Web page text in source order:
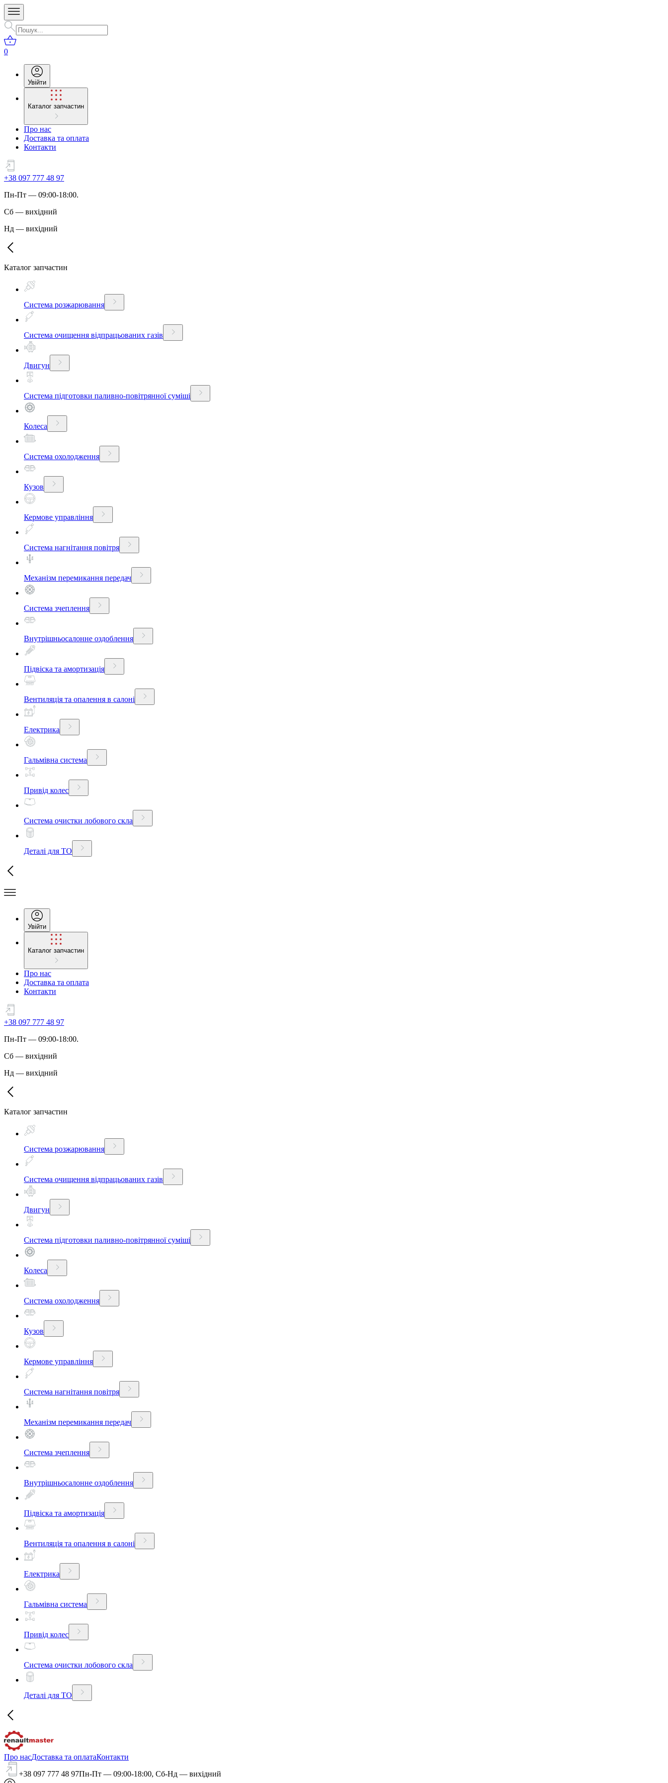
0
Увійти
Каталог запчастин
Про нас
Доставка та оплата
Контакти
+38 097 777 48 97
Пн-Пт — 09:00-18:00.
Сб — вихідний
Нд — вихідний
Каталог запчастин
Система розжарювання
Система очищення відпрацьованих газів
Двигун
Система підготовки паливно-повітрянної суміші
Колеса
Система охолодження
Кузов
Кермове управління
Система нагнітання повітря
Механізм перемикання передач
Система зчеплення
Внутрішньосалонне оздоблення
Підвіска та амортизація
Вентиляція та опалення в салоні
Електрика
Гальмівна система
Привід колес
Система очистки лобового скла
Деталі для ТО
Увійти
Каталог запчастин
Про нас
Доставка та оплата
Контакти
+38 097 777 48 97
Пн-Пт — 09:00-18:00.
Сб — вихідний
Нд — вихідний
Каталог запчастин
Система розжарювання
Система очищення відпрацьованих газів
Двигун
Система підготовки паливно-повітрянної суміші
Колеса
Система охолодження
Кузов
Кермове управління
Система нагнітання повітря
Механізм перемикання передач
Система зчеплення
Внутрішньосалонне оздоблення
Підвіска та амортизація
Вентиляція та опалення в салоні
Електрика
Гальмівна система
Привід колес
Система очистки лобового скла
Деталі для ТО
Про насДоставка та оплатаКонтакти
+38 097 777 48 97Пн-Пт — 09:00-18:00, Сб-Нд — вихідний